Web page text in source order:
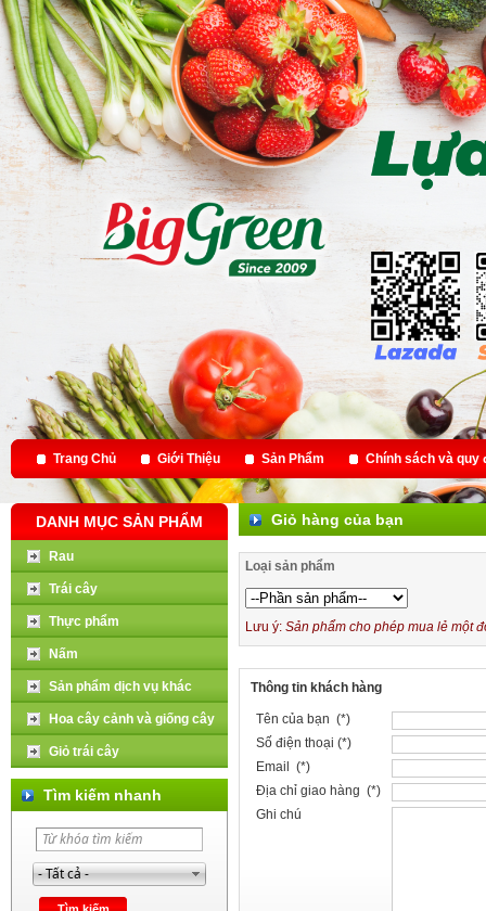
Trang Chủ Giới Thiệu Sản Phẩm Chính sách và quy
DANH MỤC SẢN PHẨM
Rau
Trái cây
Thực phẩm
Nấm
Sản phẩm dịch vụ khác
Hoa cây cảnh và giống cây
Giỏ trái cây
Tìm kiếm nhanh
Giỏ hàng của bạn
Loại sản phẩm
Lưu ý: Sản phẩm cho phép mua lẻ một
Thông tin khách hàng
Tên của bạn (*)
Số điện thoại (*)
Email (*)
Địa chỉ giao hàng (*)
Ghi chú